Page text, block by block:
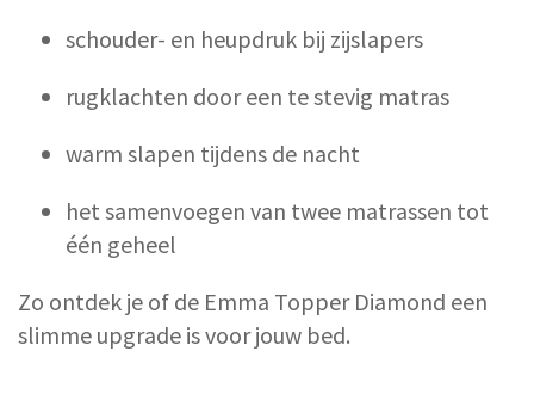
schouder- en heupdruk bij zijslapers
rugklachten door een te stevig matras
warm slapen tijdens de nacht
het samenvoegen van twee matrassen tot
één geheel
Zo ontdek je of de Emma Topper Diamond een
slimme upgrade is voor jouw bed.